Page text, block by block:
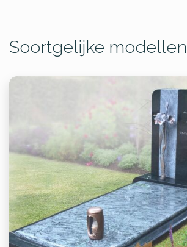
Soortgelijke modellen